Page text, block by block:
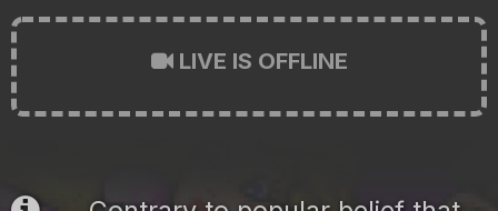
LIVE IS OFFLINE